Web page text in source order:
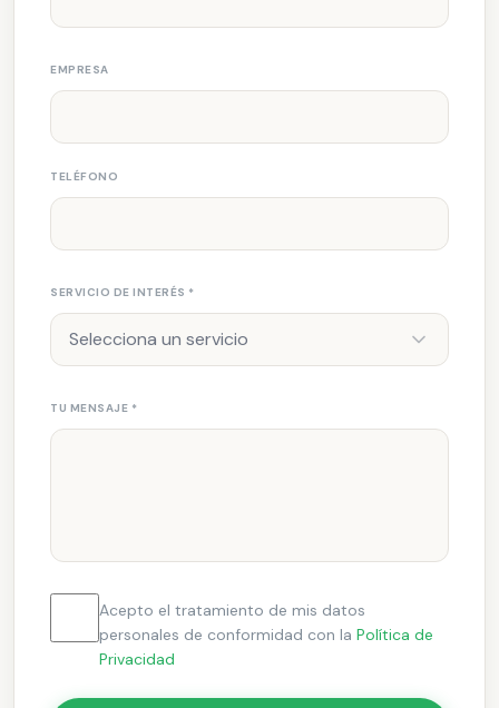
EMPRESA
TELÉFONO
SERVICIO DE INTERÉS *
Selecciona un servicio
TU MENSAJE *
Acepto el tratamiento de mis datos
personales de conformidad con la Política de
Privacidad